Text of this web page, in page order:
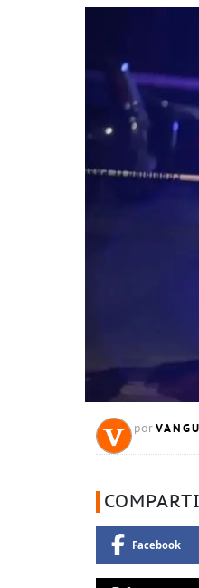
por
Facebook